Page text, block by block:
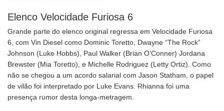
Elenco Velocidade Furiosa 6
Grande parte do elenco original regressa em Velocidade Furiosa
6, com Vin Diesel como Dominic Toretto, Dwayne “The Rock”
Johnson (Luke Hobbs), Paul Walker (Brian O’Conner) Jordana
Brewster (Mia Toretto), e Michelle Rodriguez (Letty Ortiz). Como
não se chegou a um acordo salarial com Jason Statham, o papel
de vilão foi interpretado por Luke Evans. Rhianna foi uma
presença rumor desta longa-metragem.